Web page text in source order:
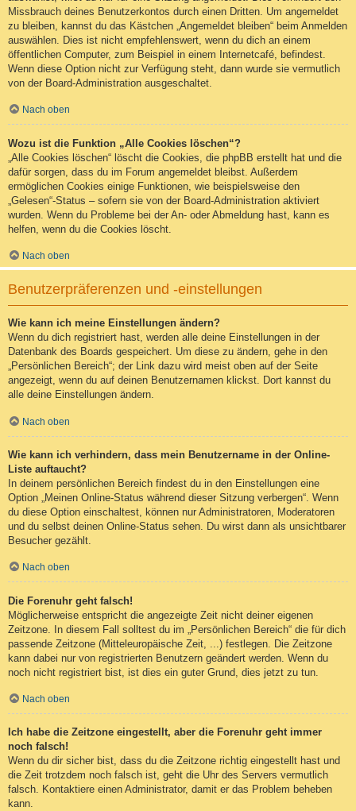
Missbrauch deines Benutzerkontos durch einen Dritten. Um angemeldet
zu bleiben, kannst du das Kästchen „Angemeldet bleiben“ beim Anmelden
auswählen. Dies ist nicht empfehlenswert, wenn du dich an einem
öffentlichen Computer, zum Beispiel in einem Internetcafé, befindest.
Wenn diese Option nicht zur Verfügung steht, dann wurde sie vermutlich
von der Board-Administration ausgeschaltet.
Nach oben
Wozu ist die Funktion „Alle Cookies löschen“?
„Alle Cookies löschen“ löscht die Cookies, die phpBB erstellt hat und die
dafür sorgen, dass du im Forum angemeldet bleibst. Außerdem
ermöglichen Cookies einige Funktionen, wie beispielsweise den
„Gelesen“-Status – sofern sie von der Board-Administration aktiviert
wurden. Wenn du Probleme bei der An- oder Abmeldung hast, kann es
helfen, wenn du die Cookies löscht.
Nach oben
Benutzerpräferenzen und -einstellungen
Wie kann ich meine Einstellungen ändern?
Wenn du dich registriert hast, werden alle deine Einstellungen in der
Datenbank des Boards gespeichert. Um diese zu ändern, gehe in den
„Persönlichen Bereich“; der Link dazu wird meist oben auf der Seite
angezeigt, wenn du auf deinen Benutzernamen klickst. Dort kannst du
alle deine Einstellungen ändern.
Nach oben
Wie kann ich verhindern, dass mein Benutzername in der Online-
Liste auftaucht?
In deinem persönlichen Bereich findest du in den Einstellungen eine
Option „Meinen Online-Status während dieser Sitzung verbergen“. Wenn
du diese Option einschaltest, können nur Administratoren, Moderatoren
und du selbst deinen Online-Status sehen. Du wirst dann als unsichtbarer
Besucher gezählt.
Nach oben
Die Forenuhr geht falsch!
Möglicherweise entspricht die angezeigte Zeit nicht deiner eigenen
Zeitzone. In diesem Fall solltest du im „Persönlichen Bereich“ die für dich
passende Zeitzone (Mitteleuropäische Zeit, ...) festlegen. Die Zeitzone
kann dabei nur von registrierten Benutzern geändert werden. Wenn du
noch nicht registriert bist, ist dies ein guter Grund, dies jetzt zu tun.
Nach oben
Ich habe die Zeitzone eingestellt, aber die Forenuhr geht immer
noch falsch!
Wenn du dir sicher bist, dass du die Zeitzone richtig eingestellt hast und
die Zeit trotzdem noch falsch ist, geht die Uhr des Servers vermutlich
falsch. Kontaktiere einen Administrator, damit er das Problem beheben
kann.